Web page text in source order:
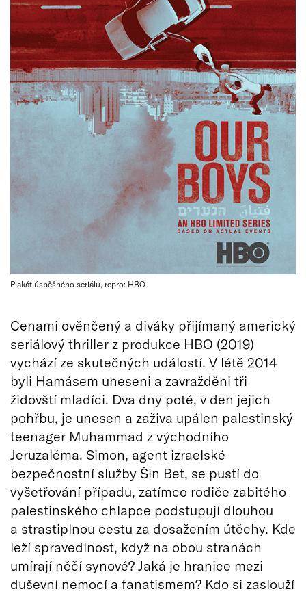
Plakát úspěšného seriálu, repro: HBO
Cenami ověnčený a diváky přijímaný americký
seriálový thriller z produkce HBO (2019)
vychází ze skutečných událostí. V létě 2014
byli Hamásem uneseni a zavražděni tři
židovští mladíci. Dva dny poté, v den jejich
pohřbu, je unesen a zaživa upálen palestinský
teenager Muhammad z východního
Jeruzaléma. Simon, agent izraelské
bezpečnostní služby Šin Bet, se pustí do
vyšetřování případu, zatímco rodiče zabitého
palestinského chlapce podstupují dlouhou
a strastiplnou cestu za dosažením útěchy. Kde
leží spravedlnost, když na obou stranách
umírají něčí synové? Jaká je hranice mezi
duševní nemocí a fanatismem? Kdo si zaslouží